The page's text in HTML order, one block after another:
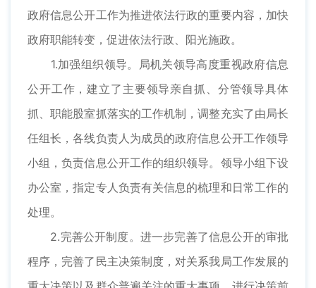
政府信息公开工作为推进依法行政的重要内容，加快
政府职能转变，促进依法行政、阳光施政。
1.加强组织领导。局机关领导高度重视政府信息
公开工作，建立了主要领导亲自抓、分管领导具体
抓、职能股室抓落实的工作机制，调整充实了由局长
任组长，各线负责人为成员的政府信息公开工作领导
小组，负责信息公开工作的组织领导。领导小组下设
办公室，指定专人负责有关信息的梳理和日常工作的
处理。
2.完善公开制度。进一步完善了信息公开的审批
程序，完善了民主决策制度，对关系我局工作发展的